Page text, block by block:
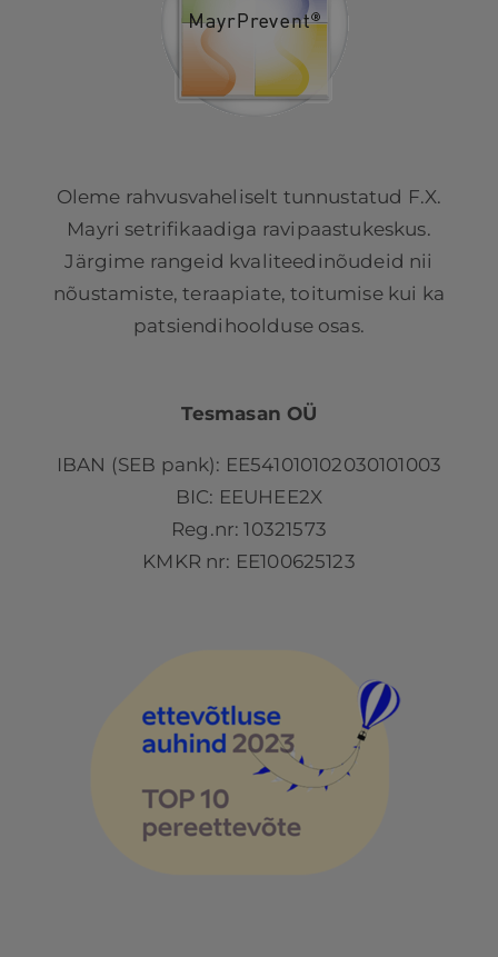
Oleme rahvusvaheliselt tunnustatud F.X.
Mayri setrifikaadiga ravipaastukeskus.
Järgime rangeid kvaliteedinõudeid nii
nõustamiste, teraapiate, toitumise kui ka
patsiendihoolduse osas.
Tesmasan OÜ
IBAN (SEB pank): EE541010102030101003
BIC: EEUHEE2X
Reg.nr: 10321573
KMKR nr: EE100625123